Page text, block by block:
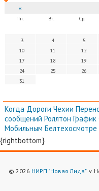
«
Пн. Вт. Ср.
3
4 5
10
11 12
17
18 19
24
25 26
31
Когда Дороги Чехии
сообщений Роллтон График
Мобильным Белтехосмотре
{rightbottom}
© 2026 НИРП "Новая Лида". v.